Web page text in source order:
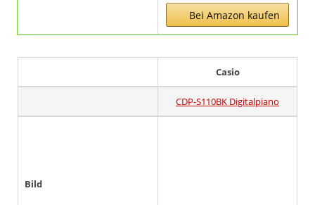
Bei Amazon kaufen
Casio
CDP-S110BK Digitalpiano
Bild